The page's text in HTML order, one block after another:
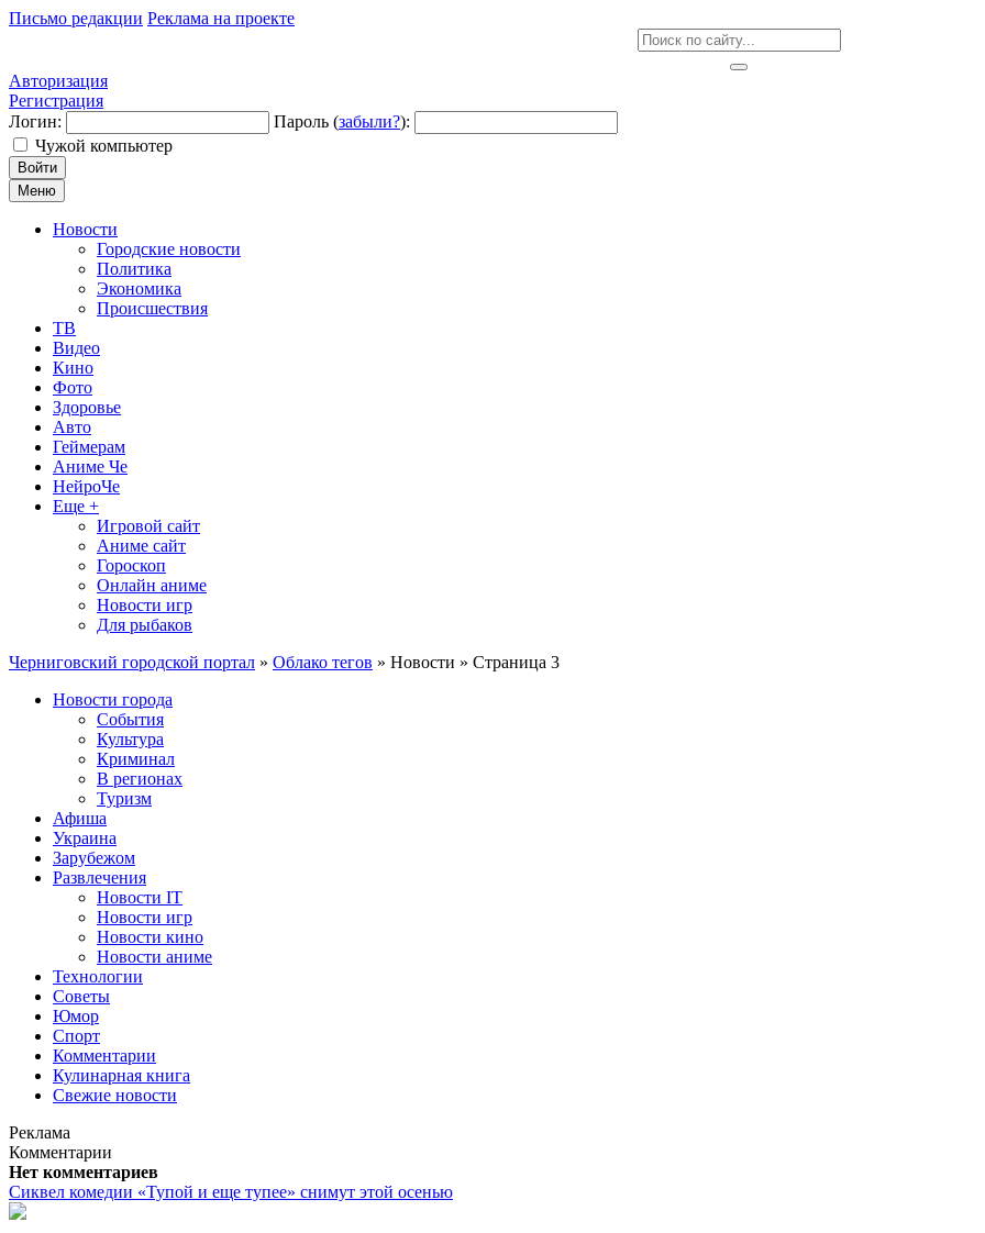
Письмо редакции Реклама на проекте
Авторизация
Регистрация
Логин:
Пароль (забыли?):
Чужой компьютер
Войти
Меню
Новости
Городские новости
Политика
Экономика
Происшествия
ТВ
Видео
Кино
Фото
Здоровье
Авто
Геймерам
Аниме Че
НейроЧе
Еще +
Игровой сайт
Аниме сайт
Гороскоп
Онлайн аниме
Новости игр
Для рыбаков
Черниговский городской портал » Облако тегов » Новости » Страница 3
Новости города
События
Культура
Криминал
В регионах
Туризм
Афиша
Украина
Зарубежом
Развлечения
Новости IT
Новости игр
Новости кино
Новости аниме
Технологии
Советы
Юмор
Спорт
Комментарии
Кулинарная книга
Свежие новости
Реклама
Комментарии
Нет комментариев
Сиквел комедии «Тупой и еще тупее» снимут этой осенью